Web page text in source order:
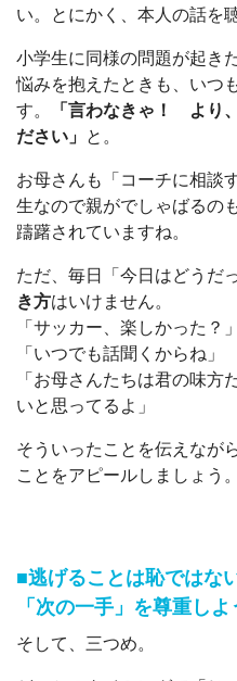
い。とにかく、本人の話を
小学生に同様の問題が起き
悩みを抱えたときも、いつ
す。
「言わなきゃ！ より
ださい」 と。
お母さんも「コーチに相談
生なので親がでしゃばるの
躊躇されていますね。
ただ、毎日「今日はどうだ
き方はいけません。
「サッカー、楽しかった？」
「いつでも話聞くからね」
「お母さんたちは君の味方
いと思ってるよ」
そういったことを伝えなが
ことをアピールしましょう。
■逃げることは恥ではな
「次の一手」を尊重しよ
そして、三つめ。